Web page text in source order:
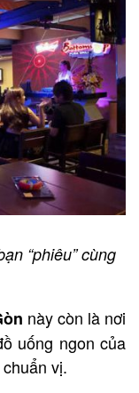
“phiêu” cùng
này còn là nơi
uống ngon của
vị.